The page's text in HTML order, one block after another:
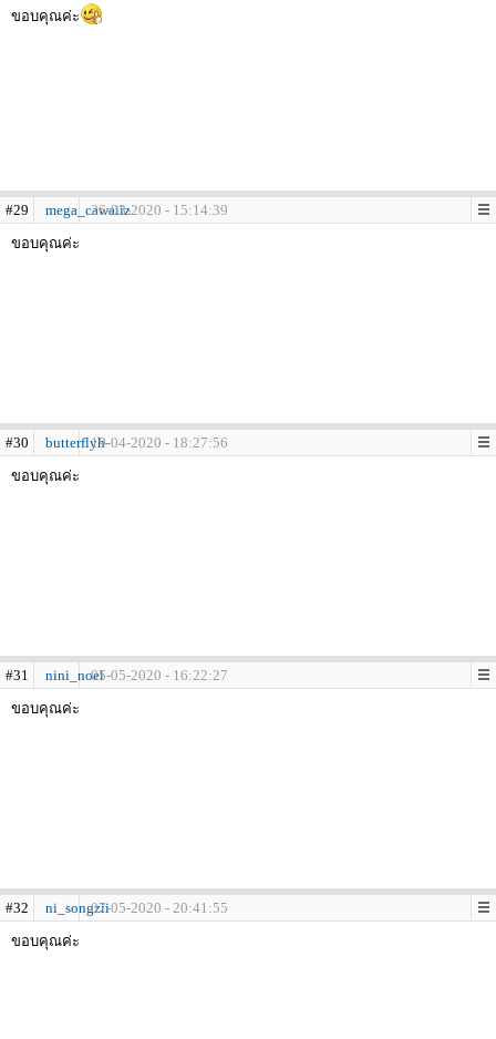
ขอบคุณค่ะ
#29 mega_cawaiiz26-03-2020 - 15:14:39
ขอบคุณค่ะ
#30 butterflyh-19-04-2020 - 18:27:56
ขอบคุณค่ะ
#31 nini_noel05-05-2020 - 16:22:27
ขอบคุณค่ะ
#32 ni_songzii07-05-2020 - 20:41:55
ขอบคุณค่ะ